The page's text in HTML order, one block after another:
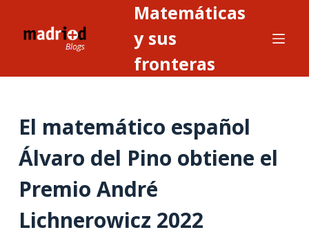
Matemáticas
y sus
fronteras
El matemático español
Álvaro del Pino obtiene el
Premio André
Lichnerowicz 2022